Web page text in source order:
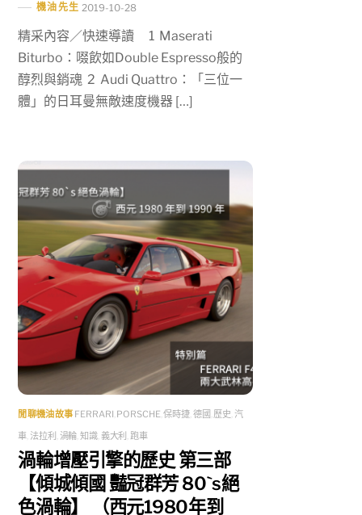
機油先生 2019-10-28
精采內容／快速導讀 1 Maserati
Biturbo：啜飲如Double Espresso般的
醇烈與銷魂 2 Audi Quattro：「三位一
體」的日耳曼無敵速度機器 […]
閒聊機油故事 FERRARI,PORSCHE,保時捷,德國 , 歷史, 汽
車, 法拉利 , 渦輪,知識, 義大利 ,跑車
渦輪增壓引擎的歷史 第三部
【傾城傾國 豔冠群芳 80`s絕
色渦輪】 （西元1980年到